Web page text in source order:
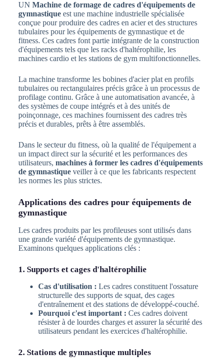
UN Machine de formage de cadres d'équipements de
gymnastiqueest une machine industrielle spécialisée
conçue pour produire des cadres en acier et des structures
tubulaires pour les équipements de gymnastique et de
fitness. Ces cadres font partie intégrante de la construction
d'équipements tels que les racks d'haltérophilie, les
machines cardio et les stations de gym multifonctionnelles.
La machine transforme les bobines d'acier plat en profils
tubulaires ou rectangulaires précis grâce à un processus de
profilage continu. Grâce à une automatisation avancée, à
des systèmes de coupe intégrés et à des unités de
poinçonnage, ces machines fournissent des cadres très
précis et durables, prêts à être assemblés.
Dans le secteur du fitness, où la qualité de l'équipement a
un impact direct sur la sécurité et les performances des
utilisateurs, machines à former les cadres d'équipements
de gymnastiqueveiller à ce que les fabricants respectent
les normes les plus strictes.
Applications des cadres pour équipements de
gymnastique
Les cadres produits par les profileuses sont utilisés dans
une grande variété d'équipements de gymnastique.
Examinons quelques applications clés :
1. Supports et cages d'haltérophilie
Cas d'utilisation : Les cadres constituent l'ossature
structurelle des supports de squat, des cages
d'entraînement et des stations de développé-couché.
Pourquoi c'est important : Ces cadres doivent
résister à de lourdes charges et assurer la sécurité des
utilisateurs pendant les exercices d'haltérophilie.
2. Stations de gymnastique multiples